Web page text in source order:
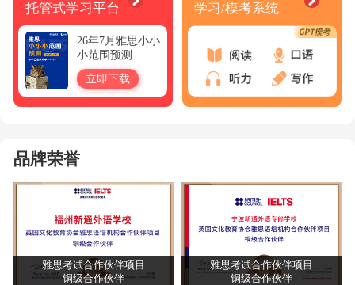
托管式学习平台
26年7月雅思小小
小范围预测
立即下载
学习/模考系统
品牌荣誉
雅思考试合作伙伴项目
铜级合作伙伴
雅思考试合作伙伴项目
铜级合作伙伴